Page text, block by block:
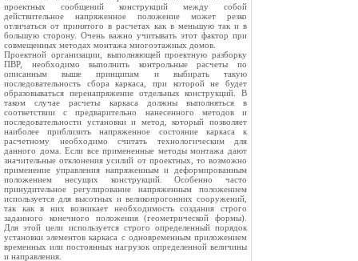
проектных сообщений конструкций между собой
действительное напряженное положение может резко
отличаться от принятого в расчетах как в меньшую так и в
большую сторону. Очень важно учитывать этот фактор при
совмещенных методах монтажа многоэтажных домов.
Проектной организации, выполняющей проектную разборку
ПВР, необходимо выполнить контрольные расчеты по
описанным выше принципам и выбирать такую
последовательность сбора каркаса, при которой не будет
образовываться перенапряжение отдельных конструкций. В
таком случае расчеты каркаса должны выполняться в
соответствии с предварительно нанесенного методов и
последовательности установки и метод, который позволяет
наиболее приблизить напряженное состояние каркаса к
расчетному необходимо считать технологическим для
данного дома. Если все примененные методы монтажа дают
значительные отклонения усилий от проектных, то возможно
применение управления напряженным и деформированным
положением несущих конструкций. Особенно часто
принудительное регулирование напряженным положением
используется для высотных и великопрогонних сооружений,
так как в них возникает необходимость создания строго
заданного конечного положения (геометрической формы).
Для этой цели используется строго определенный порядок
установки элементов каркаса с одновременным приложением
временных или постоянных нагрузок определенной величины
и направления.